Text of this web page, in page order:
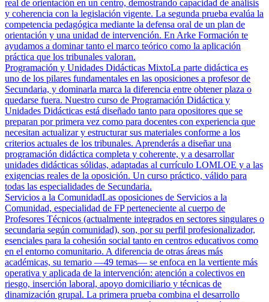
real de orientación en un centro, demostrando capacidad de análisis
y coherencia con la legislación vigente. La segunda prueba evalúa la
competencia pedagógica mediante la defensa oral de un plan de
orientación y una unidad de intervención. En Arke Formación te
ayudamos a dominar tanto el marco teórico como la aplicación
práctica que los tribunales valoran.
Programación y Unidades Didácticas MixtoLa parte didáctica es
uno de los pilares fundamentales en las oposiciones a profesor de
Secundaria, y dominarla marca la diferencia entre obtener plaza o
quedarse fuera. Nuestro curso de Programación Didáctica y
Unidades Didácticas está diseñado tanto para opositores que se
preparan por primera vez como para docentes con experiencia que
necesitan actualizar y estructurar sus materiales conforme a los
criterios actuales de los tribunales. Aprenderás a diseñar una
programación didáctica completa y coherente, y a desarrollar
unidades didácticas sólidas, adaptadas al currículo LOMLOE y a las
exigencias reales de la oposición. Un curso práctico, válido para
todas las especialidades de Secundaria.
Servicios a la ComunidadLas oposiciones de Servicios a la
Comunidad, especialidad de FP perteneciente al cuerpo de
Profesores Técnicos (actualmente integrados en sectores singulares o
secundaria según comunidad), son, por su perfil profesionalizador,
esenciales para la cohesión social tanto en centros educativos como
en el entorno comunitario. A diferencia de otras áreas más
académicas, su temario —49 temas— se enfoca en la vertiente más
operativa y aplicada de la intervención: atención a colectivos en
riesgo, inserción laboral, apoyo domiciliario y técnicas de
dinamización grupal. La primera prueba combina el desarrollo